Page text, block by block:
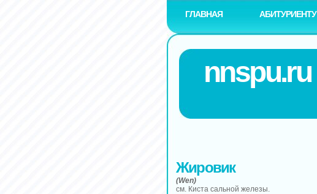
ГЛАВНАЯ АБИТУРИЕНТУ
nnspu.ru
Жировик
(Wen)
см. Киста сальной железы.